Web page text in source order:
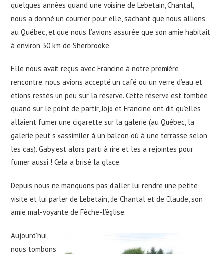
quelques années quand une voisine de Lebetain, Chantal,
nous a donné un courrier pour elle, sachant que nous allions
au Québec, et que nous l’avions assurée que son amie habitait
à environ 30 km de Sherbrooke.
Elle nous avait reçus avec Francine à notre première
rencontre. nous avions accepté un café ou un verre d’eau et
étions restés un peu sur la réserve. Cette réserve est tombée
quand sur le point de partir, Jojo et Francine ont dit qu’elles
allaient fumer une cigarette sur la galerie (au Québec, la
galerie peut s »assimiler à un balcon où à une terrasse selon
les cas). Gaby est alors parti à rire et les a rejointes pour
fumer aussi ! Cela a brisé la glace.
Depuis nous ne manquons pas d’aller lui rendre une petite
visite et lui parler de Lebetain, de Chantal et de Claude, son
amie mal-voyante de Fêche-l’église.
Aujourd’hui,
nous tombons